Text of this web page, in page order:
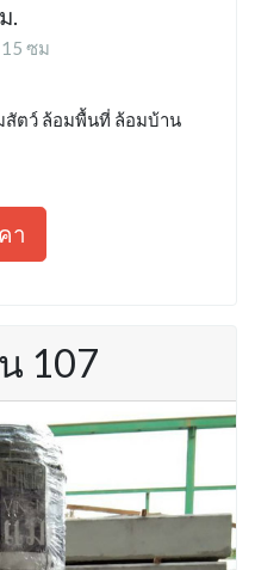
.
ซม
สัตว์ ล้อมพื้นที่ ล้อมบ้าน
า
107